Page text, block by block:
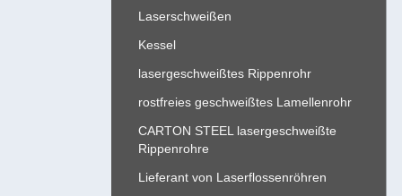
Laserschweißen
Kessel
lasergeschweißtes Rippenrohr
rostfreies geschweißtes Lamellenrohr
CARTON STEEL lasergeschweißte
Rippenrohre
Lieferant von Laserflossenröhren